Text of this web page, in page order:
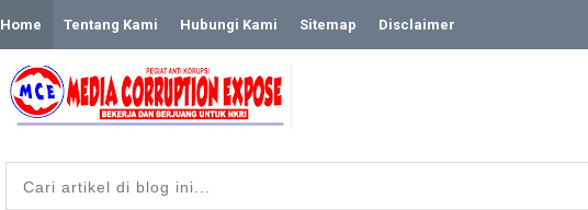
Home Tentang Kami Hubungi Kami Sitemap Disclaimer